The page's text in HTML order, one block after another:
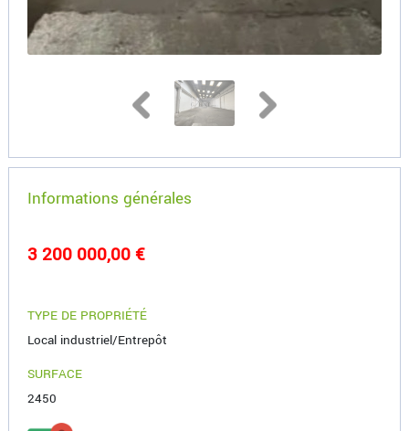
Informations générales
3 200 000,00 €
TYPE DE PROPRIÉTÉ
Local industriel/Entrepôt
SURFACE
2450